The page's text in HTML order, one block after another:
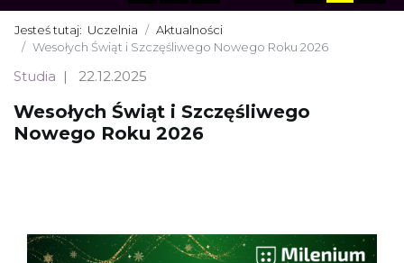
Jesteś tutaj: Uczelnia
Aktualności
Wesołych Świąt i Szczęśliwego Nowego Roku 2026
Studia 22.12.2025
Wesołych Świąt i Szczęśliwego
Nowego Roku 2026